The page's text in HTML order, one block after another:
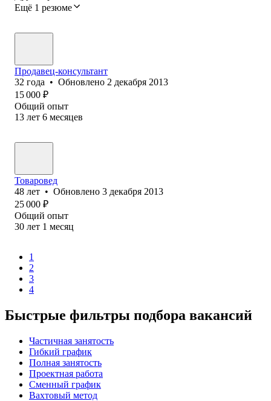
Ещё 1 резюме
Продавец-консультант
32 года • Обновлено 2 декабря 2013
15 000 ₽
Общий опыт
13 лет 6 месяцев
Товаровед
48 лет • Обновлено 3 декабря 2013
25 000 ₽
Общий опыт
30 лет 1 месяц
1
2
3
4
Быстрые фильтры подбора вакансий
Частичная занятость
Гибкий график
Полная занятость
Проектная работа
Сменный график
Вахтовый метод